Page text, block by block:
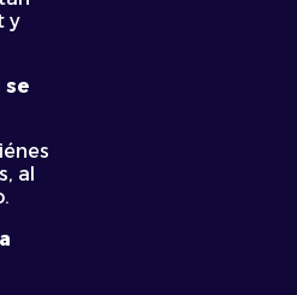
y
se
al